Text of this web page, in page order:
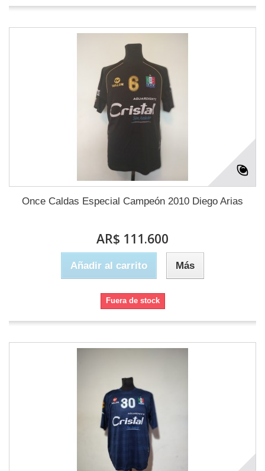
Once Caldas Especial Campeón 2010 Diego Arias
AR$ 111.600
Añadir al carrito Más
Fuera de stock